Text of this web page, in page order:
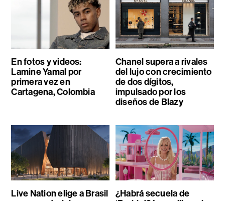
En fotos y videos:
Lamine Yamal por
primera vez en
Cartagena, Colombia
Chanel supera a rivales
del lujo con crecimiento
de dos dígitos,
impulsado por los
diseños de Blazy
Live Nation elige a Brasil
¿Habrá secuela de